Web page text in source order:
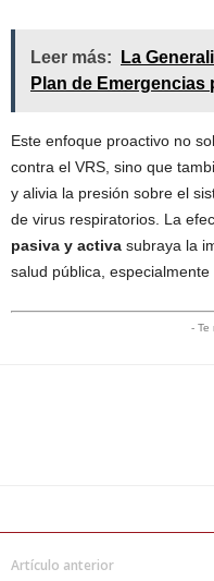
Leer más:
La
Plan de
Este enfoque proactivo no
contra el VRS, sino que
y alivia la presión sobre el
de virus respiratorios. La
pasiva y activa subraya la
salud pública,
- Te
Artículo anterior